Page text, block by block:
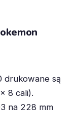
drukowane są
8 cali).
na 228 mm